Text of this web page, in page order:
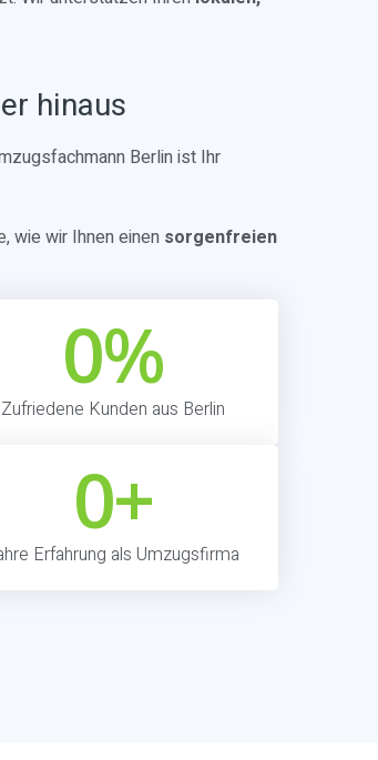
hinaus
Berlin ist Ihr
wie wir Ihnen einen sorgenfreien
Zufriedene Kunden aus Berlin
0%
Erfahrung als Umzugsfirma
0+